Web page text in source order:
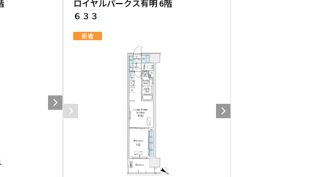
ロイヤルパークス有明 6階
６３３
新着